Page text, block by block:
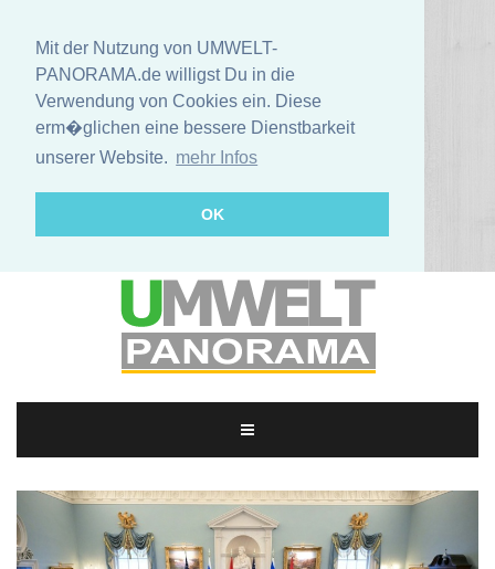
Mit der Nutzung von UMWELT-
PANORAMA.de willigst Du in die
Verwendung von Cookies ein. Diese
erm�glichen eine bessere Dienstbarkeit
unserer Website. mehr Infos
OK